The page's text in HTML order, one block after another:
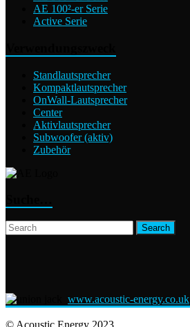
AE 100²-er Serie
Active Serie
Standlautsprecher
Kompaktlautsprecher
OnWall-Lautsprecher
Center
Aktivlautsprecher
Subwoofer (aktiv)
Zubehör
www.acoustic-energy.co.uk
© Acoustic Energy 2023